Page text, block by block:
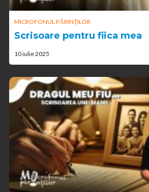
MICROFONUL PĂRINȚILOR
Scrisoare pentru fiica mea
10 iulie 2025